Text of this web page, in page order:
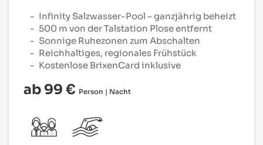
Infinity Salzwasser-Pool – ganzjährig beheizt
500 m von der Talstation Plose entfernt
Sonnige Ruhezonen zum Abschalten
Reichhaltiges, regionales Frühstück
Kostenlose BrixenCard inklusive
ab 99 € Person | Nacht